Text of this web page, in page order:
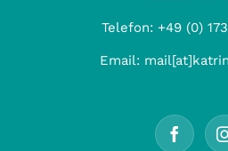
Telefon: +49 (0)
Email: